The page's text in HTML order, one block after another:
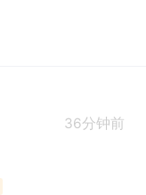
36分钟前